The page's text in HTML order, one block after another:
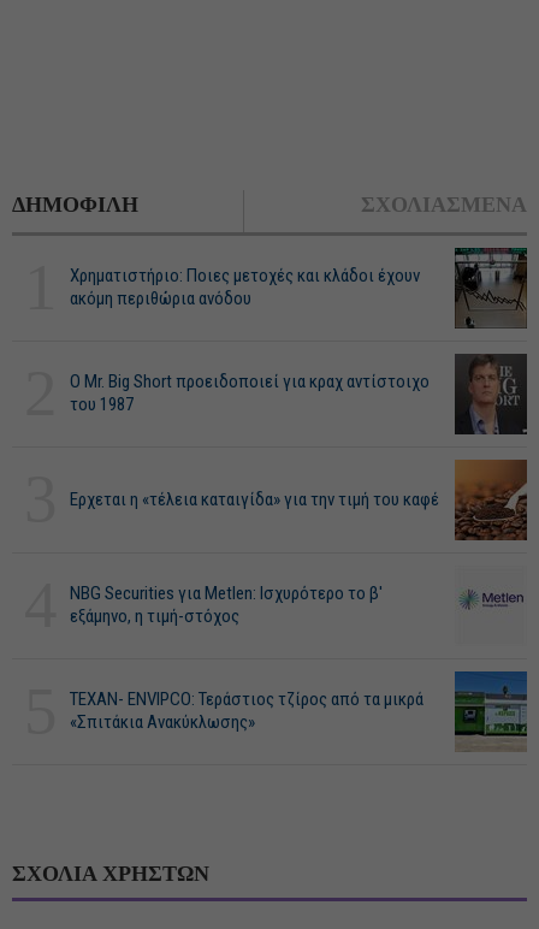
ΔΗΜΟΦΙΛΗ ΣΧΟΛΙΑΣΜΕΝΑ
Χρηματιστήριο: Ποιες μετοχές και κλάδοι έχουν
ακόμη περιθώρια ανόδου
O Mr. Big Short προειδοποιεί για κραχ αντίστοιχο
του 1987
Ερχεται η «τέλεια καταιγίδα» για την τιμή του καφέ
NBG Securities για Metlen: Ισχυρότερο το β'
εξάμηνο, η τιμή-στόχος
ΤΕΧΑΝ- ENVIPCO: Τεράστιος τζίρος από τα μικρά
«Σπιτάκια Ανακύκλωσης»
ΣΧΟΛΙΑ ΧΡΗΣΤΩΝ